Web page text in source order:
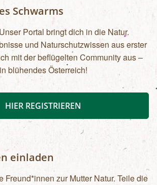
Schwarms
Portal bringt dich in die Natur.
und Naturschutzwissen aus erster
mit der beflügelten Community aus –
blühendes Österreich!
HIER REGISTRIEREN
einladen
Freund*innen zur Mutter Natur. Teile die